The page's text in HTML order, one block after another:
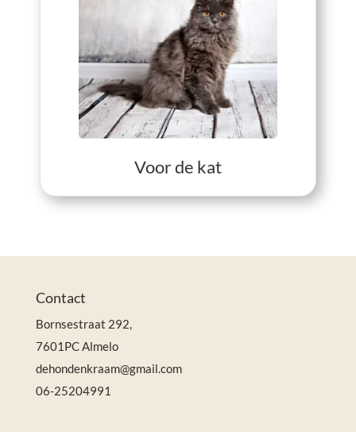
Voor de kat
Contact
Bornsestraat 292,
7601PC Almelo
dehondenkraam@gmail.com
06-25204991